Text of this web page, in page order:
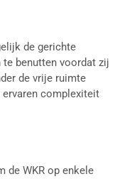
de gerichte
benutten voordat zij
de vrije ruimte
ervaren complexiteit
de WKR op enkele